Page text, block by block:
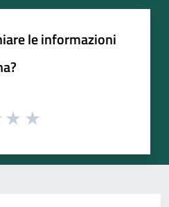
le informazioni